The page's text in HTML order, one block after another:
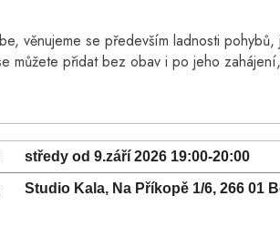
věnujeme se především ladnosti
můžete přidat bez obav i po jeho
středy od 9.září 2026 19:00-20:00
Studio Kala, Na Příkopě 1/6, 266 01